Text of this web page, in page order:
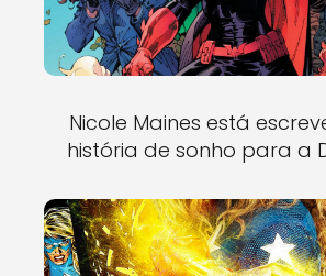
Nicole Maines está
história de sonho para a